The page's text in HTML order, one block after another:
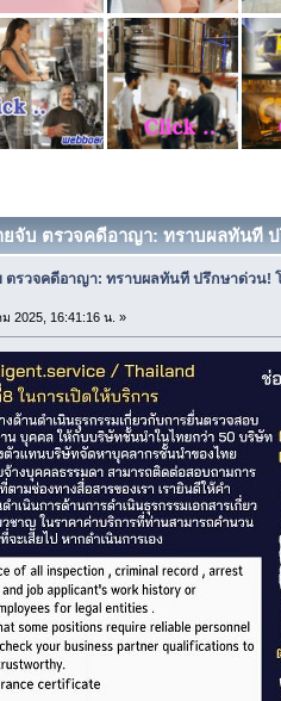
จับ ตรวจคดีอาญา: ทราบผลทันที ป
ตรวจคดีอาญา: ทราบผลทันที ปรึกษาด่วน!
2025, 16:41:16 น. »